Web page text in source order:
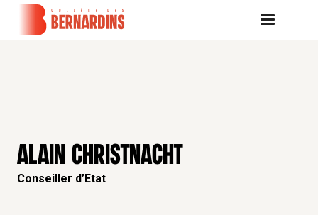
ALAIN CHRISTNACHT
Conseiller d’Etat